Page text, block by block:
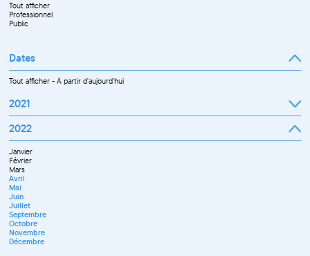
Tout afficher
Professionnel
Public
Dates
Tout afficher-À partir d'aujourd'hui
2021
Septembre
Octobre
Novembre
Décembre
2022
Janvier
Février
Mars
Avril
Mai
Juin
Juillet
Septembre
Octobre
Novembre
Décembre